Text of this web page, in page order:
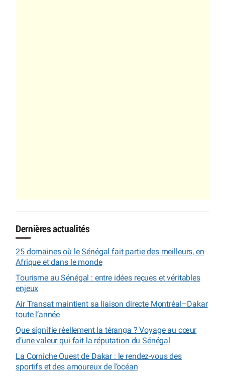
Dernières actualités
25 domaines où le Sénégal fait partie des meilleurs, en
Afrique et dans le monde
Tourisme au Sénégal : entre idées reçues et véritables
enjeux
Air Transat maintient sa liaison directe Montréal–Dakar
toute l’année
Que signifie réellement la téranga ? Voyage au cœur
d’une valeur qui fait la réputation du Sénégal
La Corniche Ouest de Dakar : le rendez-vous des
sportifs et des amoureux de l’océan